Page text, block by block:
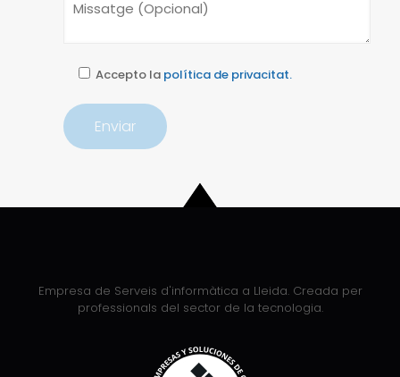
Accepto la política de privacitat.
Empresa de Serveis d'informàtica a Lleida. Creada per
professionals del sector de la tecnologia.